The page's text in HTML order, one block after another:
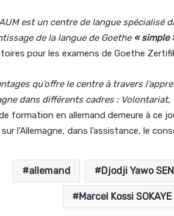
est un centre de langue spécialisé
de la langue de Goethe « simple
pour les examens de Goethe
qu’offre le centre à travers
dans différents cadres :
formation en allemand demeure à ce
l’Allemagne, dans l’assistance, le
allemand Djodji Yawo
Marcel Kossi SOKAYE